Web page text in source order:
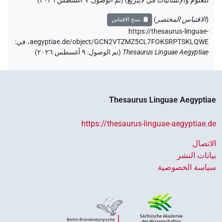
(الاقتباس المختصر ) نسخ الاقتباس
https://thesaurus-linguae-
aegyptiae.de/object/GCN2VTZMZ5CL7FOKSRPTSKLQWE، في:
Thesaurus Linguae Aegyptiae
(تم الوصول: ٩ أغسطس ٢٠٢٦ )
Thesaurus Linguae Aegyptiae
https://thesaurus-linguae-aegyptiae.de
الاتصال
بيانات النشر
سياسة الخصوصية